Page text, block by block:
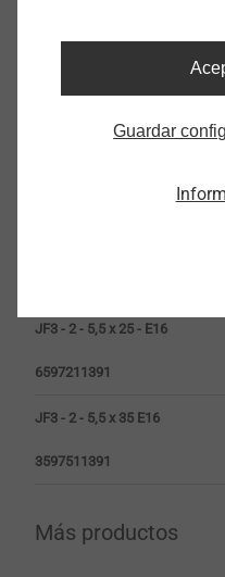
JF3 - 2 - 5,5 x 25 - E16
6597211391
JF3 - 2 - 5,5 x 35 E16
3597511391
Más productos
Guardar